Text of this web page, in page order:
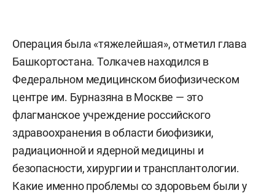
Операция была «тяжелейшая», отметил глава
Башкортостана. Толкачев находился в
Федеральном медицинском биофизическом
центре им. Бурназяна в Москве — это
флагманское учреждение российского
здравоохранения в области биофизики,
радиационной и ядерной медицины и
безопасности, хирургии и трансплантологии.
Какие именно проблемы со здоровьем были у